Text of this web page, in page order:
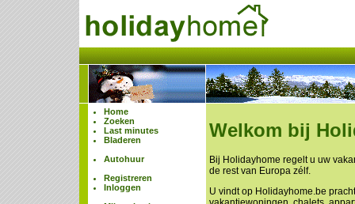
Home
Zoeken
Last minutes
Bladeren
Autohuur
Registreren
Inloggen
Welkom bij
Bij Holidayhome regelt u uw
de rest van Europa zélf.
U vindt op Holidayhome.be